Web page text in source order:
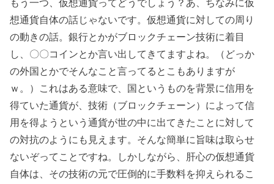
もう一つ、仮想通貨ってどうでしょう？あ、ちなみに仮
想通貨自体の話じゃないです。仮想通貨に対しての周り
の動きの話。銀行とかがブロックチェーン技術に着目
し、〇〇コインとか言い出してきてますよね。（どっか
の外国とかでそんなこと言ってるとこもありますが
ｗ。）これはある意味で、国というものを背景に信用を
得ていた通貨が、技術（ブロックチェーン）によって信
用を得ようという通貨が世の中に出てきたことに対して
の対抗のようにも見えます。そんな簡単に旨味は取らせ
ないぞってことですね。しかしながら、肝心の仮想通貨
自体は、その技術の元で圧倒的に手数料を抑えられるこ